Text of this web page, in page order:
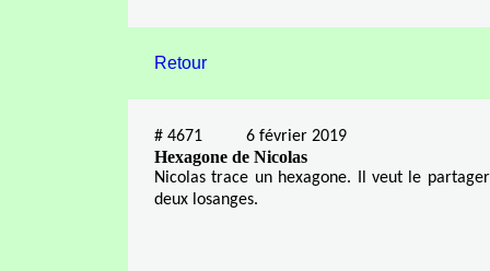
Retour
# 4671 6 février 2019
Hexagone de Nicolas
Nicolas trace un hexagone. Il veut le
deux losanges.